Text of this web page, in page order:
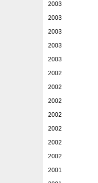
2003
2003
2003
2003
2003
2002
2002
2002
2002
2002
2002
2002
2001